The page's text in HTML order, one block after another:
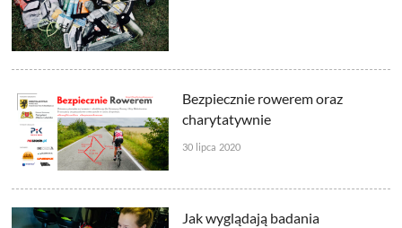
Bezpiecznie rowerem oraz
charytatywnie
30 lipca 2020
Jak wyglądają badania